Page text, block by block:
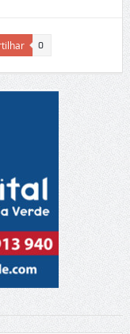
0